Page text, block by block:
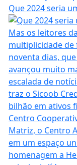
Que 2024 seria